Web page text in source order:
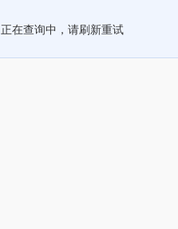
正在查询中，请刷新重试